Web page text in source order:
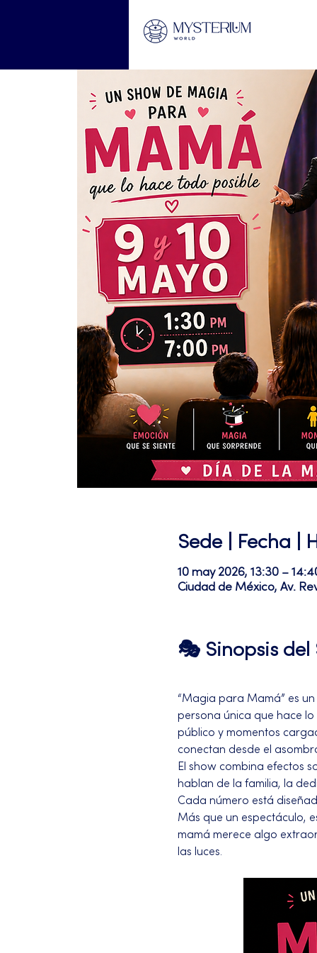
Sede | Fecha |
10 may 2026, 13:30 –
Ciudad de México, Av.
🎭 Sinopsis del
“Magia para Mamá” es
persona única que hace
público y momentos
conectan desde el
El show combina efectos
hablan de la familia, la
Cada número está
Más que un espectáculo,
mamá merece algo
las luces.